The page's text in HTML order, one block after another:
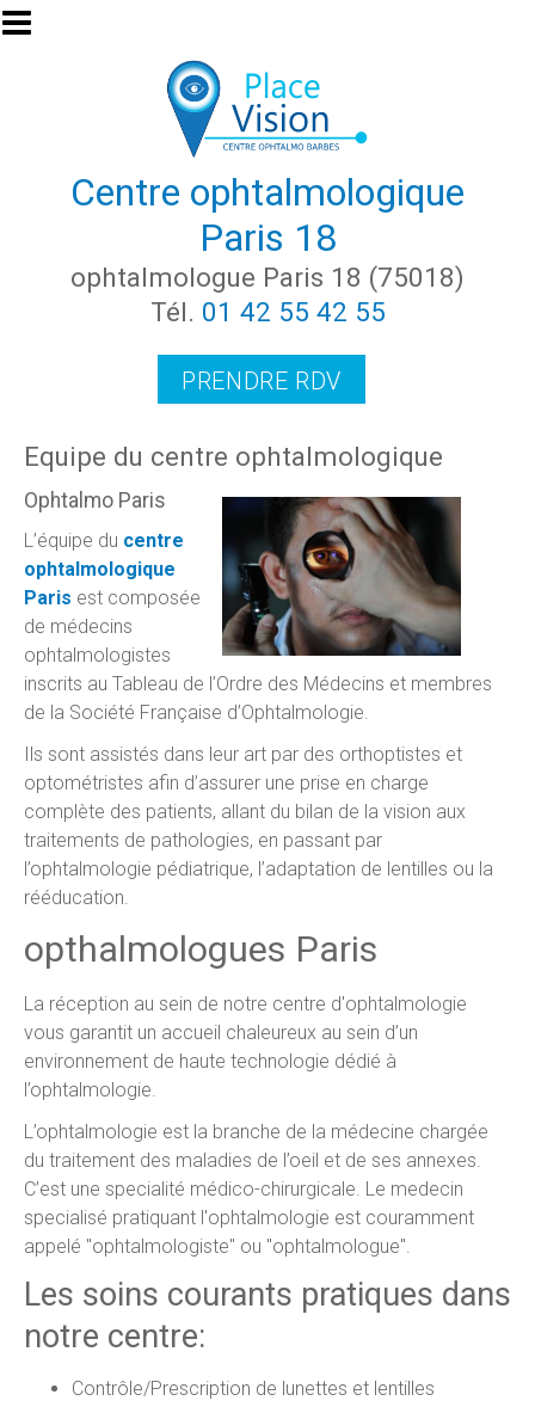
Aller au contenu principal
Centre ophtalmologique
Paris 18
ophtalmologue Paris 18 (75018)
Tél. 01 42 55 42 55
PRENDRE RDV
Equipe du centre ophtalmologique
Ophtalmo Paris
L’équipe du centre
ophtalmologique
Paris est composée
de médecins
ophtalmologistes
inscrits au Tableau de l’Ordre des Médecins et membres
de la Société Française d’Ophtalmologie.
Ils sont assistés dans leur art par des orthoptistes et
optométristes afin d’assurer une prise en charge
complète des patients, allant du bilan de la vision aux
traitements de pathologies, en passant par
l’ophtalmologie pédiatrique, l’adaptation de lentilles ou la
rééducation.
opthalmologues Paris
La réception au sein de notre centre d'ophtalmologie
vous garantit un accueil chaleureux au sein d’un
environnement de haute technologie dédié à
l’ophtalmologie.
L’ophtalmologie est la branche de la médecine chargée
du traitement des maladies de l’oeil et de ses annexes.
C’est une specialité médico-chirurgicale. Le medecin
specialisé pratiquant l'ophtalmologie est couramment
appelé "ophtalmologiste" ou "ophtalmologue".
Les soins courants pratiques dans
notre centre:
Contrôle/Prescription de lunettes et lentilles